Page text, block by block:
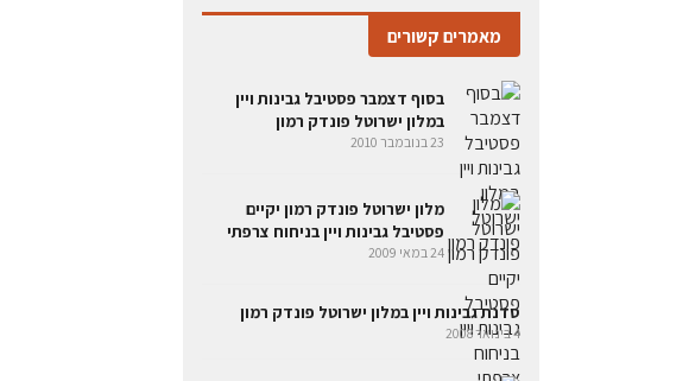
מאמרים קשורים
בסוף דצמבר פסטיבל גבינות ויין
במלון ישרוטל פונדק רמון
23 בנובמבר 2010
מלון ישרוטל פונדק רמון יקיים
פסטיבל גבינות ויין בניחוח צרפתי
24 במאי 2009
סדנת גבינות ויין במלון ישרוטל פונדק רמון
4 בינואר 2008